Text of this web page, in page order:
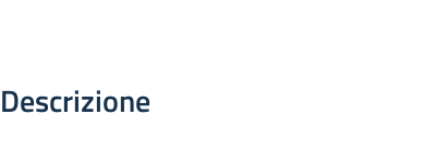
Descrizione